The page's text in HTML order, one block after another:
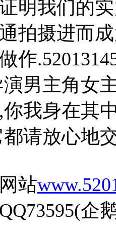
明我们的
拍摄进而
作
男主角女
我身在其
请放心地
站
企